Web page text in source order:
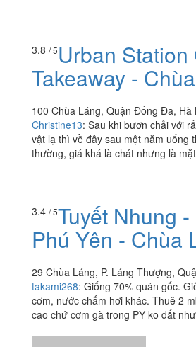
3.8 / 5Urban Station
Takeaway -
vật lạ thì về đây sau một năm uống
thường, giá khá là chát nhưng là
3.4/ 5Tuyết Nhung
Phú Yên - Chùa
29 Chùa Láng, P. Láng Thượng,